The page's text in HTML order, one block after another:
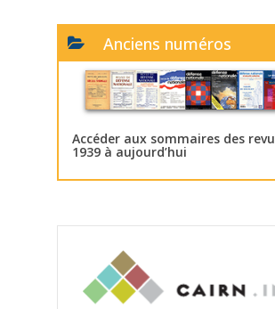
Anciens numéros
Accéder aux sommaires des
1939 à aujourd’hui